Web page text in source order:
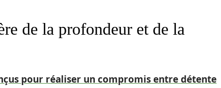
de la profondeur et de la
pour réaliser un compromis entre détente